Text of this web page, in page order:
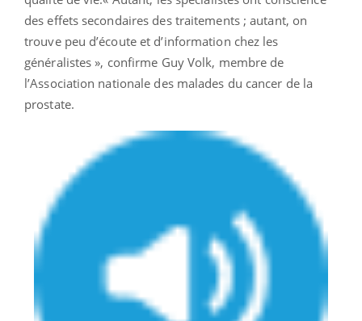
des effets secondaires des traitements ; autant, on
trouve peu d’écoute et d’information chez les
généralistes », confirme Guy Volk, membre de
l’Association nationale des malades du cancer de la
prostate.